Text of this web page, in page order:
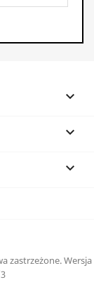



zastrzeżone. Wersja